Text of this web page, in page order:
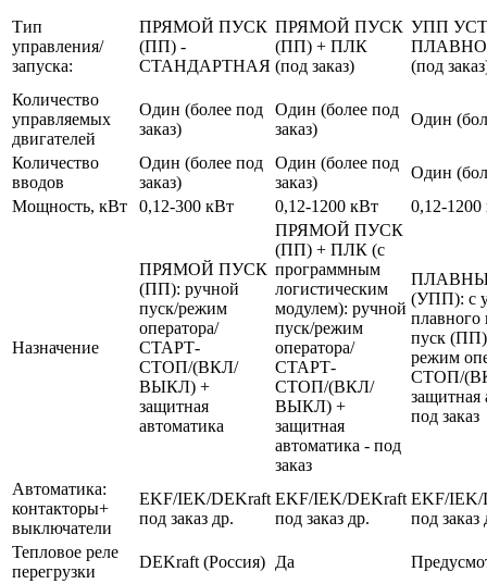
Тип
управления/
запуска:
ПРЯМОЙ ПУСК
(ПП) -
СТАНДАРТНАЯ
ПРЯМОЙ ПУСК
(ПП) + ПЛК
(под заказ)
УПП
(под
Количество
управляемых
двигателей
Один (более под
заказ)
Один (более под
заказ)
Один
Количество
вводов
Один (более под
заказ)
Один (более под
заказ)
Один
Мощность, кВт
0,12-300 кВт 0,12-1200 кВт 0,12-1200
Назначение
ПРЯМОЙ ПУСК
(ПП): ручной
пуск/режим
оператора/
СТАРТ-
СТОП/(ВКЛ/
ВЫКЛ) +
защитная
автоматика
ПРЯМОЙ ПУСК
(ПП) + ПЛК (с
программным
логистическим
модулем): ручной
пуск/режим
оператора/
СТАРТ-
СТОП/(ВКЛ/
ВЫКЛ) +
защитная
автоматика - под
заказ
(УПП): с
плавного
пуск
режим
СТОП/
защитная
под заказ
Автоматика:
контакторы+
выключатели
EKF/IEK/DEKraft
под заказ др.
EKF/IEK/DEKraft
под заказ др.
EKF/IEK/
под заказ
Тепловое реле
перегрузки
DEKraft (Россия) Да